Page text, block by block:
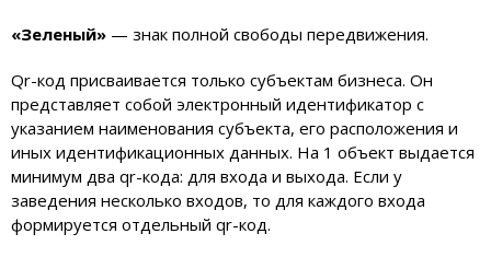
«Зеленый» — знак полной свободы передвижения.
Qr-код присваивается только субъектам бизнеса. Он
представляет собой электронный идентификатор с
указанием наименования субъекта, его расположения и
иных идентификационных данных. На 1 объект выдается
минимум два qr-кода: для входа и выхода. Если у
заведения несколько входов, то для каждого входа
формируется отдельный qr-код.